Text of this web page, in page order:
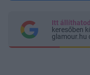
Itt
keresőben
glamour.hu